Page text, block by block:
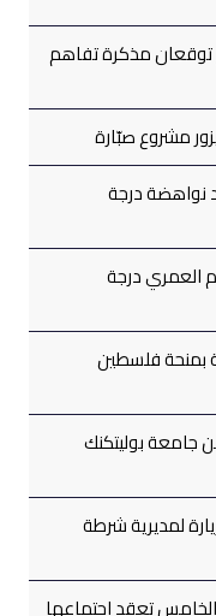
مذكرة تفاهم
مشروع صبّارة
نواهضة درجة
العمري درجة
بمنحة فلسطين
بوليتكنك
لمديرية شرطة
الخامس تعقد اجتماعها